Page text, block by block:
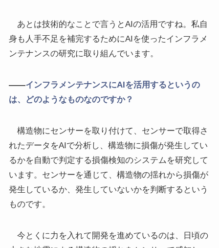
あとは技術的なことで言うとAIの活用ですね。私自
身も人手不足を補完するためにAIを使ったインフラメ
ンテナンスの研究に取り組んでいます。
――インフラメンテナンスにAIを活用するというの
は、どのようなものなのですか？
構造物にセンサーを取り付けて、センサーで取得さ
れたデータをAIで分析し、構造物に損傷が発生してい
るかを自動で判定する損傷検知のシステムを研究して
います。センサーを通じて、構造物の揺れから損傷が
発生しているか、発生していないかを判断するという
ものです。
今とくに力を入れて開発を進めているのは、日頃の